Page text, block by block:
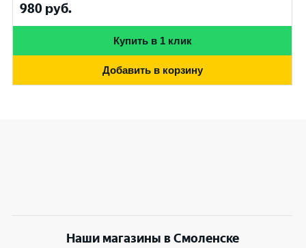
980 руб.
Купить в 1 клик
Добавить в корзину
Наши магазины в Смоленске